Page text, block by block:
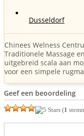
Dusseldorf
Chinees Welness
Traditionele Massage
uitgebreid scala aan
voor een simpele
Geef een beoordeling
(1